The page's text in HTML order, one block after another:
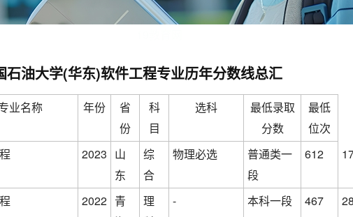
石油大学(华东)软件工程专业历年分数线总汇
业名称 年份
省
份
科
目
选科
最低录取
分数
最低
位次
2023 山
东
综
合
物理必选
普通类一
段
612
2022 青
理
- 本科一段 467